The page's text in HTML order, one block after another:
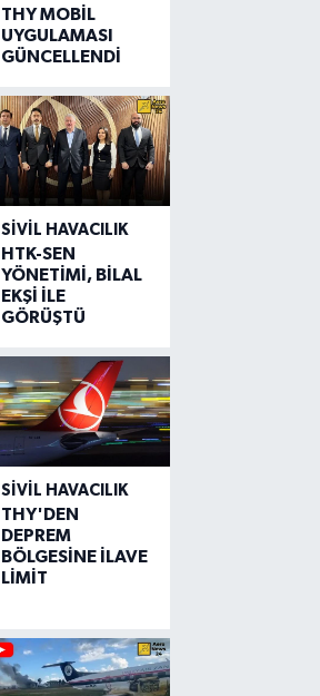
THY MOBİL
UYGULAMASI
GÜNCELLENDİ
SIVIL HAVACILIK
HTK-SEN
YÖNETİMİ, BİLAL
EKŞİ İLE
GÖRÜŞTÜ
SIVIL HAVACILIK
THY'DEN
DEPREM
BÖLGESİNE İLAVE
LİMİT